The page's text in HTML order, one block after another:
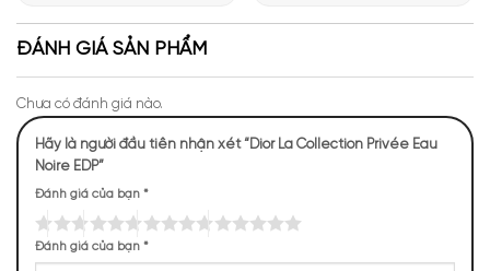
Mùi hương của Christian Dior Eau Noire
NHỮNG NOTE HƯƠNG THEO CẢM NHẬN
ĐÁNH GIÁ SẢN PHẨM
Chưa có đánh giá nào.
Hãy là người đầu tiên nhận xét “Dior La Collection Privée Eau
Noire EDP”
Đánh giá của bạn *
Đánh giá của bạn *